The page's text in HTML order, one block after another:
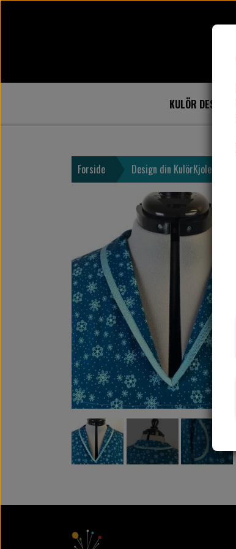
KULÖR DESIGN
Forside Design din KulörKjole